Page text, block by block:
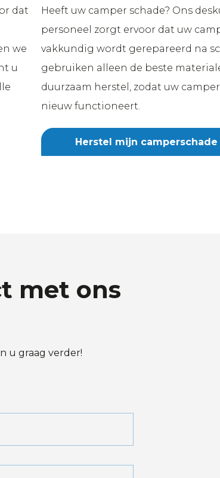
dat
we
u
Heeft uw camper schade? Ons
personeel zorgt ervoor dat uw
vakkundig wordt gerepareerd na
gebruiken alleen de beste
duurzaam herstel, zodat uw
nieuw functioneert.
Herstel mijn camperschade
met ons
u graag verder!